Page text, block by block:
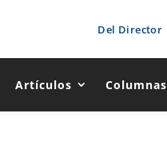
Del Director
Artículos Columnas